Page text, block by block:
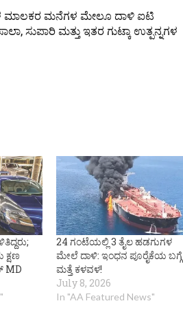
ಮಾಲಕರ ಮನೆಗಳ ಮೇಲೂ ದಾಳಿ ಐಟಿ
ಸುಪಾರಿ ಮತ್ತು ಇತರ ಗುಟ್ಕಾ ಉತ್ಪನ್ನಗಳ
MD
24 ಗಂಟೆಯಲ್ಲಿ 3 ತೈಲ ಹಡಗುಗಳ
ಮೇಲೆ ದಾಳಿ: ಇಂಧನ ಪೂರೈಕೆಯ ಬಗ್ಗೆ
ಮತ್ತೆ ಕಳವಳ!
July 8, 2026
In "AA Featured News"